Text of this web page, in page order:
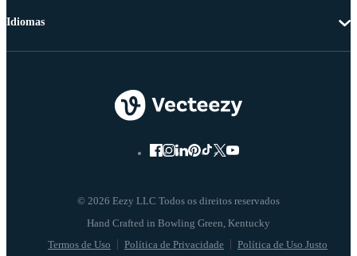
© 2026 Eezy LLC Todos os direitos reservados
Termos de Uso Política de Privacidade Política de Uso Justo
Idiomas